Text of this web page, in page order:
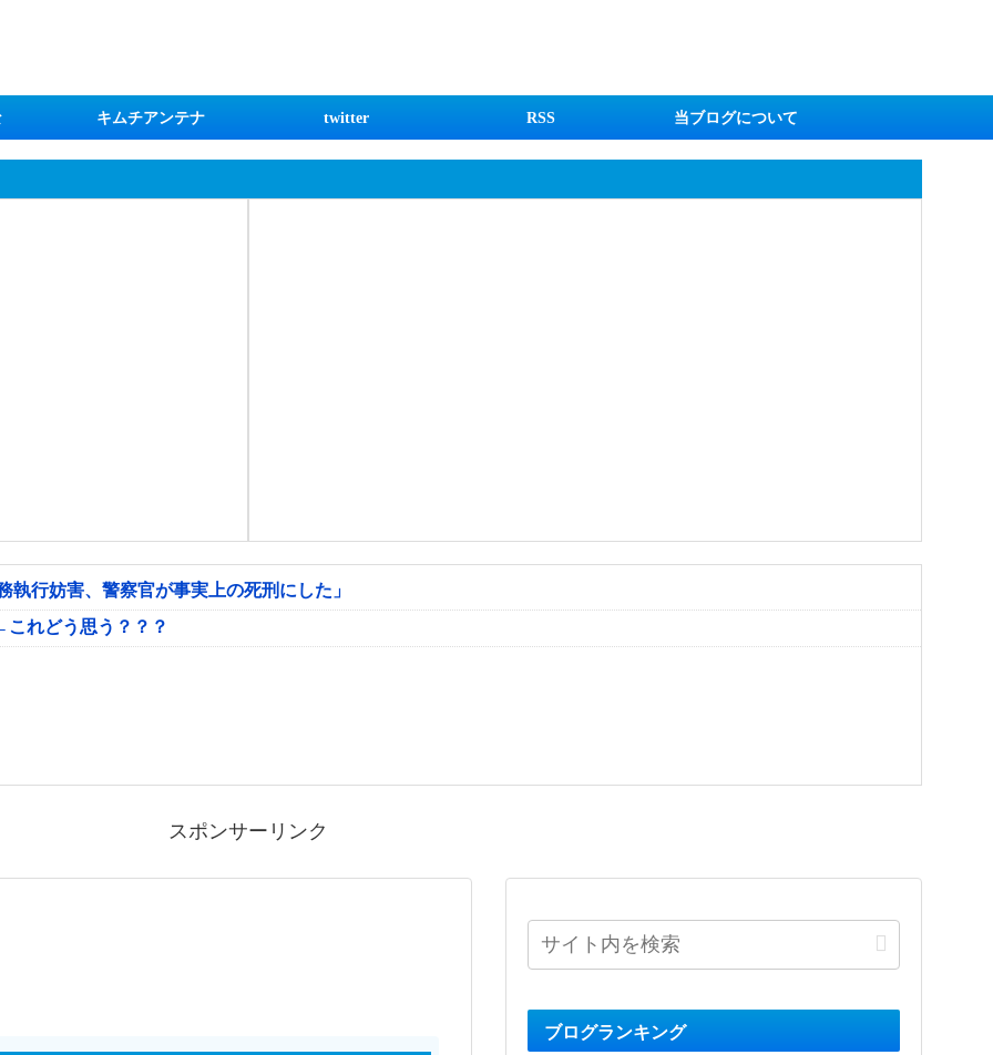
キムチアンテナ twitter RSS 当ブログについて
行妨害、警察官が事実上の死刑にした」
れどう思う？？？
スポンサーリンク
ブログランキング